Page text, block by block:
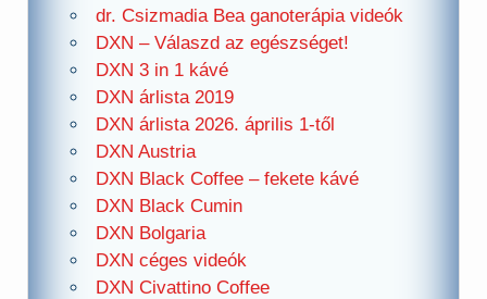
dr. Csizmadia Bea ganoterápia videók
DXN – Válaszd az egészséget!
DXN 3 in 1 kávé
DXN árlista 2019
DXN árlista 2026. április 1-től
DXN Austria
DXN Black Coffee – fekete kávé
DXN Black Cumin
DXN Bolgaria
DXN céges videók
DXN Civattino Coffee